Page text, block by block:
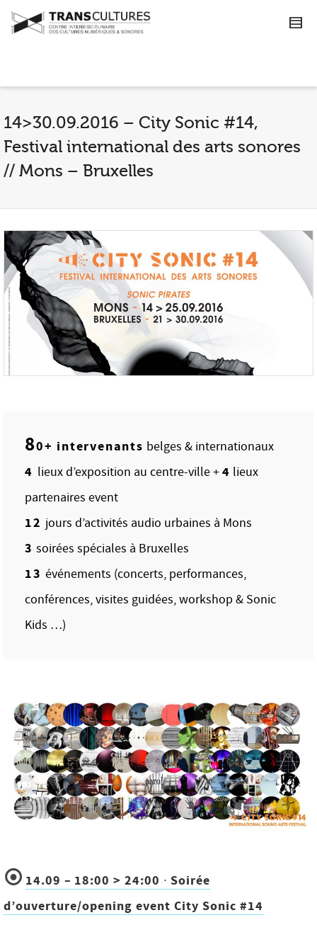
14>30.09.2016 – City Sonic #14,
Festival international des arts sonores
// Mons – Bruxelles
80+ intervenants belges & internationaux
4 lieux d’exposition au centre-ville +4 lieux
partenaires event
12 jours d’activités audio urbaines à Mons
3 soirées spéciales à Bruxelles
13événements (concerts, performances,
conférences, visites guidées, workshop & Sonic
Kids …)
⦿ 14.09 – 18:00 > 24:00 ∙ Soirée
d’ouverture/opening event City Sonic #14